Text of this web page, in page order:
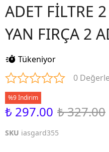
ADET FİLTRE
YAN FIRÇA 2
Tükeniyor
0
%9 İndirim
₺ 297.00 ₺ 327.00
SKU iasgard355